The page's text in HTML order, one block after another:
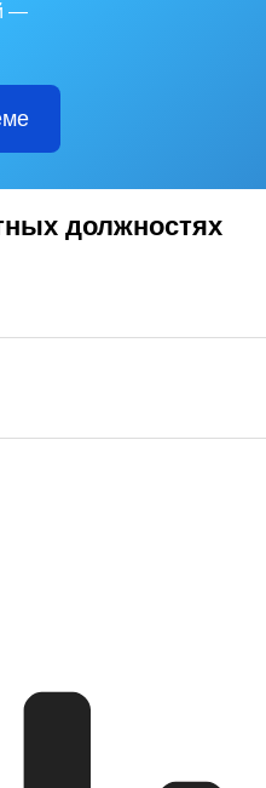
—
должностях